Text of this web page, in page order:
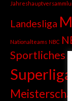
Landesliga
Nationalteams NBC
Sportliches
Superliga